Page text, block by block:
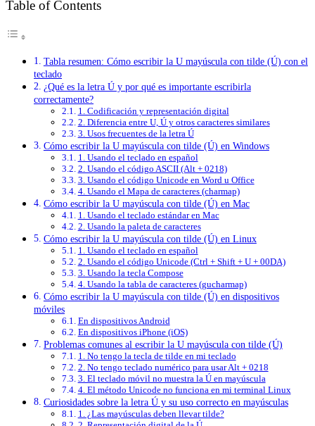
Table of Contents
Tabla resumen: Cómo escribir la U mayúscula con tilde (Ú) con el
teclado
¿Qué es la letra Ú y por qué es importante escribirla
correctamente?
1. Codificación y representación digital
2. Diferencia entre U, Ú y otros caracteres similares
3. Usos frecuentes de la letra Ú
Cómo escribir la U mayúscula con tilde (Ú) en Windows
1. Usando el teclado en español
2. Usando el código ASCII (Alt + 0218)
3. Usando el código Unicode en Word u Office
4. Usando el Mapa de caracteres (charmap)
Cómo escribir la U mayúscula con tilde (Ú) en Mac
1. Usando el teclado estándar en Mac
2. Usando la paleta de caracteres
Cómo escribir la U mayúscula con tilde (Ú) en Linux
1. Usando el teclado en español
2. Usando el código Unicode (Ctrl + Shift + U + 00DA)
3. Usando la tecla Compose
4. Usando la tabla de caracteres (gucharmap)
Cómo escribir la U mayúscula con tilde (Ú) en dispositivos
móviles
En dispositivos Android
En dispositivos iPhone (iOS)
Problemas comunes al escribir la U mayúscula con tilde (Ú)
1. No tengo la tecla de tilde en mi teclado
2. No tengo teclado numérico para usar Alt + 0218
3. El teclado móvil no muestra la Ú en mayúscula
4. El método Unicode no funciona en mi terminal Linux
Curiosidades sobre la letra Ú y su uso correcto en mayúsculas
1. ¿Las mayúsculas deben llevar tilde?